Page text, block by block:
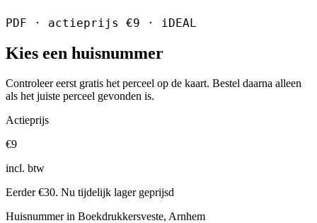
PDF · actieprijs €9 · iDEAL
Kies een huisnummer
Controleer eerst gratis het perceel op de kaart. Bestel daarna alleen
als het juiste perceel gevonden is.
Actieprijs
€9
incl. btw
Eerder €30. Nu tijdelijk lager geprijsd
Huisnummer in Boekdrukkersveste, Arnhem